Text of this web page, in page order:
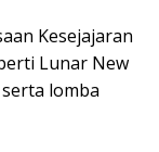
Kesejajaran
Lunar New
lomba